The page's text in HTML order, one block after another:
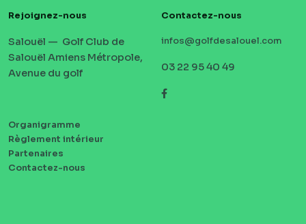
Rejoignez-nous
Salouël — Golf Club de
Salouël Amiens Métropole,
Avenue du golf
Contactez-nous
infos@golfdesalouel.com
03 22 95 40 49
Facebook
MENU
PIED
DE
PAGE
Organigramme
Règlement intérieur
Partenaires
Contactez-nous